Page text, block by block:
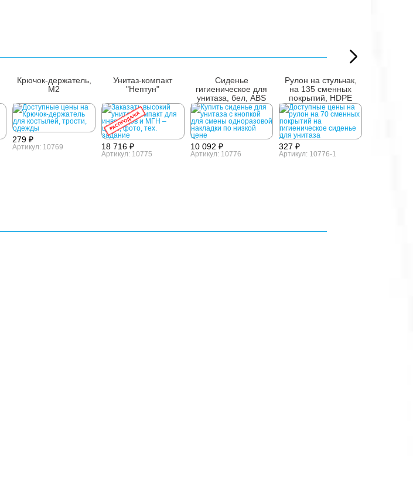
Крючок-держатель,
М2
279 ₽
Артикул: 10769
РАСПРОДАЖА
Унитаз-компакт
"Нептун"
18 716 ₽
Артикул: 10775
Сиденье
гигиеническое для
унитаза, бел, ABS
10 092 ₽
Артикул: 10776
Рулон на стульчак,
на 135 сменных
покрытий, HDPE
327 ₽
Артикул: 10776-1